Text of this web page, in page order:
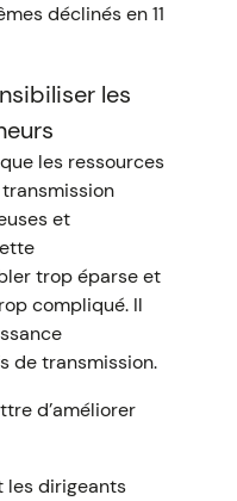
déclinés en 11
les
les ressources
et
trop éparse et
compliqué. Il
de transmission.
d’améliorer
dirigeants